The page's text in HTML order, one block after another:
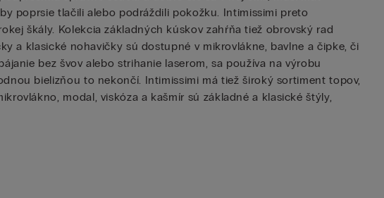
poprsie tlačili alebo podráždili pokožku. Intimissimi preto
škály. Kolekcia základných kúskov zahŕňa tiež obrovský rad
a klasické nohavičky sú dostupné v mikrovlákne, bavlne a čipke, či
bez švov alebo strihanie laserom, sa používa na výrobu
bielizňou to nekončí. Intimissimi má tiež široký sortiment topov,
modal, viskóza a kašmír sú základné a klasické štýly,